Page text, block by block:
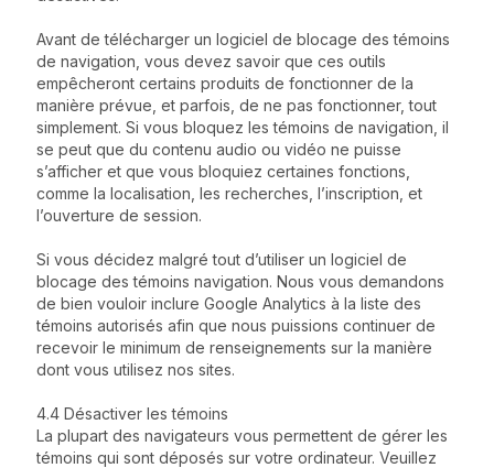
Avant de télécharger un logiciel de blocage des témoins
de navigation, vous devez savoir que ces outils
empêcheront certains produits de fonctionner de la
manière prévue, et parfois, de ne pas fonctionner, tout
simplement. Si vous bloquez les témoins de navigation, il
se peut que du contenu audio ou vidéo ne puisse
s’afficher et que vous bloquiez certaines fonctions,
comme la localisation, les recherches, l’inscription, et
l’ouverture de session.
Si vous décidez malgré tout d’utiliser un logiciel de
blocage des témoins navigation. Nous vous demandons
de bien vouloir inclure Google Analytics à la liste des
témoins autorisés afin que nous puissions continuer de
recevoir le minimum de renseignements sur la manière
dont vous utilisez nos sites.
4.4 Désactiver les témoins
La plupart des navigateurs vous permettent de gérer les
témoins qui sont déposés sur votre ordinateur. Veuillez